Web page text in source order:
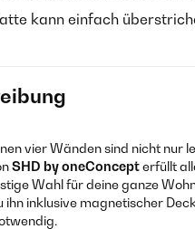
kann einfach
vier Wänden sind nicht nur
SHD by oneConcepterfüllt
Wahl für deine ganze
ihn inklusive magnetischer